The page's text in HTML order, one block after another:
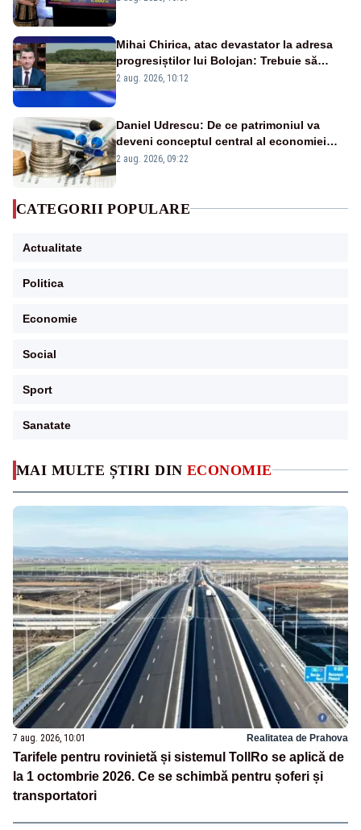
MAI MULTE ȘTIRI DIN ECONOMIE
7 aug. 2026, 10:01 Realitatea de Prahova
Tarifele pentru rovinietă și sistemul TollRo se aplică de
la 1 octombrie 2026. Ce se schimbă pentru șoferi și
transportatori
Mihai Chirica, atac devastator la adresa
progresiștilor lui Bolojan: Trebuie să
protejăm și natura, dar nu șținem omaneii
2 aug. 2026, 10:12
Daniel Udrescu: De ce patrimoniul va
deveni conceptul central al economiei
viitoare?
2 aug. 2026, 09:22
CATEGORII POPULARE
Actualitate
Politica
Economie
Social
Sport
Sanatate